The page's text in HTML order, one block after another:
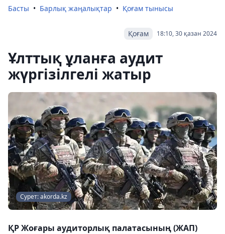
Басты Барлық жаңалықтар Қоғам тынысы
18:10, 30 қазан 2024
Қоғам
Ұлттық ұланға аудит
жүргізілгелі жатыр
Сурет: akorda.kz
ҚР Жоғары аудиторлық палатасының (ЖАП)